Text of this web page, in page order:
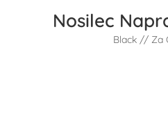
Nosilec
Black // Za